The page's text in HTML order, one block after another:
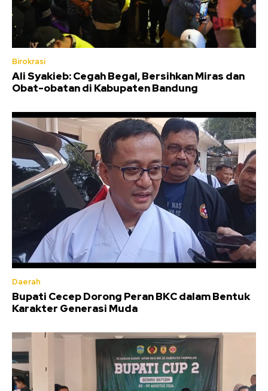
Birokrasi
Ali Syakieb: Cegah Begal, Bersihkan Miras dan
Obat-obatan di Kabupaten Bandung
Daerah
Bupati Cecep Dorong Peran BKC dalam Bentuk
Karakter Generasi Muda